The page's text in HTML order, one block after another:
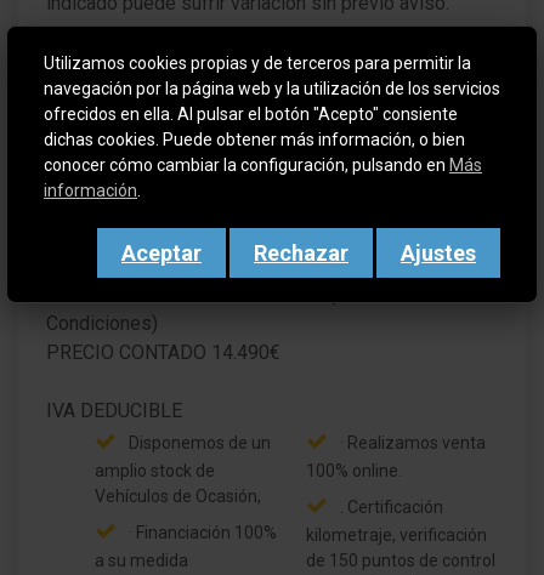
Cota automoción desde 1969.
VEN A VISITARNOS A NUESTRA NUEVA
INSTALACIÓN EN MARGARITA SALAS 18, LEGANÉS
(MADRID).
PRECIO FINANCIACIÓN PREFERENCE 12.990€
Condiciones)
PRECIO CONTADO 14.490€
Disponemos de un
amplio stock de
Vehículos de Ocasión,
· Financiación 100%
a su medida
· Realizamos venta
100% online.
kilometraje, verificación
de 150 puntos de control
Utilizamos cookies propias y de terceros para permitir la
navegación por la página web y la utilización de los servicios
ofrecidos en ella. Al pulsar el botón "Acepto" consiente
dichas cookies. Puede obtener más información, o bien
conocer cómo cambiar la configuración, pulsando en Más
información
Aceptar Rechazar Ajustes